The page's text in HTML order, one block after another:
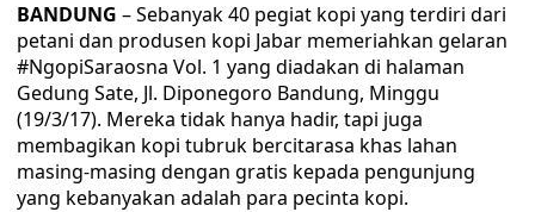
BANDUNG – Sebanyak 40 pegiat kopi yang terdiri dari
petani dan produsen kopi Jabar memeriahkan gelaran
#NgopiSaraosna Vol. 1 yang diadakan di halaman
Gedung Sate, Jl. Diponegoro Bandung, Minggu
(19/3/17). Mereka tidak hanya hadir, tapi juga
membagikan kopi tubruk bercitarasa khas lahan
masing-masing dengan gratis kepada pengunjung
yang kebanyakan adalah para pecinta kopi.